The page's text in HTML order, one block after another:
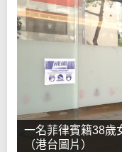
一名菲律賓籍38歲
（港台圖片）